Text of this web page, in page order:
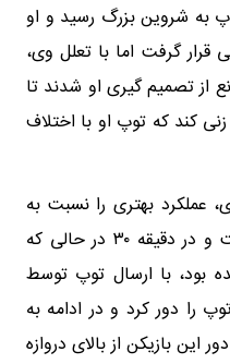
به شروین بزرگ رسید و او
گرفت اما با تعلل وی،
از تصمیم گیری او شدند تا
کند که توپ او با اختلاف
بازی، عملکرد بهتری را نسبت به
استقلال از خود به نمایش گذاشت و در دقیقه ۳۰ در حالی که
بود، با ارسال توپ توسط
را دور کرد و در ادامه به
این بازیکن از بالای دروازه